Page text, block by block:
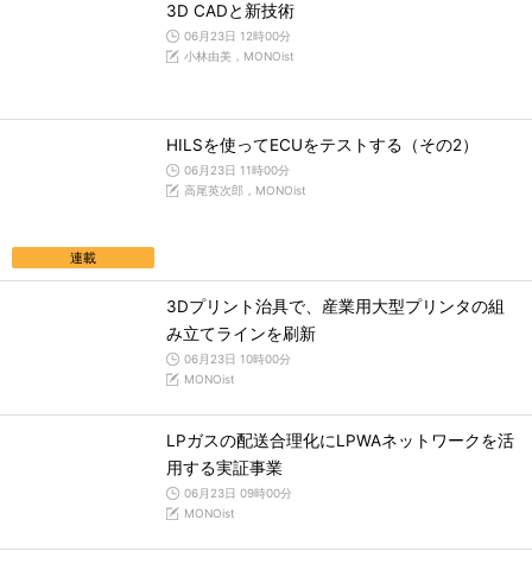
3D CADと新技術
06月23日 12時00分
小林由美，MONOist
連載
HILSを使ってECUをテストする（その2）
06月23日 11時00分
高尾英次郎，MONOist
3Dプリント治具で、産業用大型プリンタの組
み立てラインを刷新
06月23日 10時00分
MONOist
LPガスの配送合理化にLPWAネットワークを活
用する実証事業
06月23日 09時00分
MONOist